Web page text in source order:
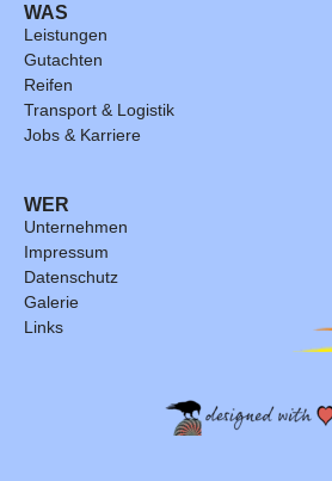
WAS
Leistungen
Gutachten
Reifen
Transport & Logistik
Jobs & Karriere
WER
Unternehmen
Impressum
Datenschutz
Galerie
Links